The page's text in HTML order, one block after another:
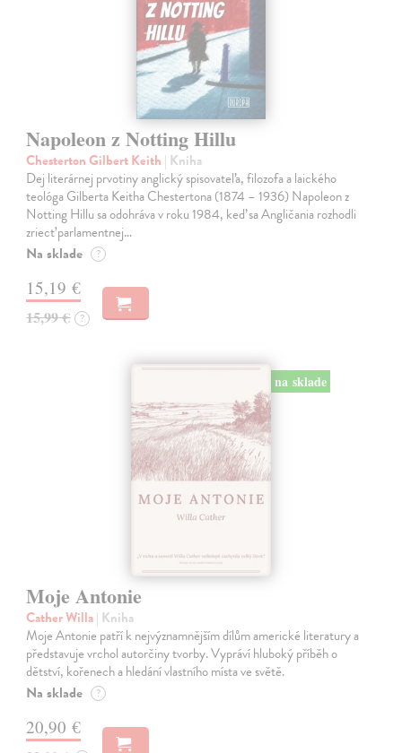
Napoleon z Notting Hillu
Chesterton Gilbert Keith | Kniha
Dej literárnej prvotiny anglický spisovateľa, filozofa a laického
teológa Gilberta Keitha Chestertona (1874 – 1936) Napoleon z
Notting Hillu sa odohráva v roku 1984, keď sa Angličania rozhodli
zriecť parlamentnej…
Na sklade ?
15,19 €
15,99 € ?
na sklade
Moje Antonie
Cather Willa| Kniha
Moje Antonie patří k nejvýznamnějším dílům americké literatury a
představuje vrchol autorčiny tvorby. Vypráví hluboký příběh o
dětství, kořenech a hledání vlastního místa ve světě.
Na sklade ?
20,90 €